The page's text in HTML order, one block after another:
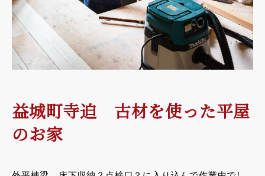
益城町寺迫 古材を使った平屋
のお家